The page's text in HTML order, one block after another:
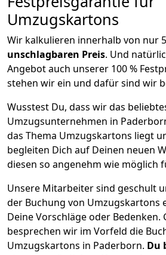
Umzugskartons
Wir kalkulieren innerhalb von nur
unschlagbaren Preis. Und
Angebot auch unserer 100 %
stehen wir ein und dafür sind wir
Wusstest Du, dass wir das
Umzugsunternehmen in
das Thema Umzugskartons liegt
begleiten Dich auf Deinen neuen
diesen so angenehm wie möglich
Unsere Mitarbeiter sind geschult
der Buchung von Umzugskartons
Deine Vorschläge oder Bedenken.
besprechen wir im Vorfeld die
Umzugskartons in Paderborn. Du